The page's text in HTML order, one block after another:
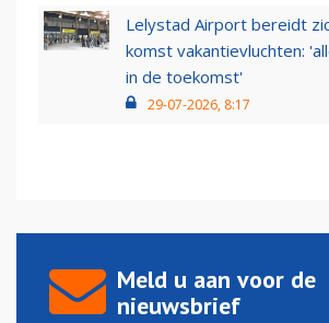
Lelystad Airport bereidt
komst vakantievluchten:
in de toekomst'
29-07-2026, 8:17
Meld u aan voor de
nieuwsbrief